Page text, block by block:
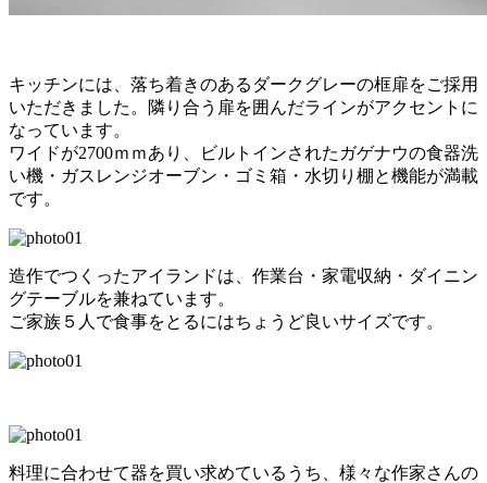
キッチンには、落ち着きのあるダークグレーの框扉をご採用
いただきました。隣り合う扉を囲んだラインがアクセントに
なっています。
ワイドが2700ｍｍあり、ビルトインされたガゲナウの食器洗
い機・ガスレンジオーブン・ゴミ箱・水切り棚と機能が満載
です。
造作でつくったアイランドは、作業台・家電収納・ダイニン
グテーブルを兼ねています。
ご家族５人で食事をとるにはちょうど良いサイズです。
料理に合わせて器を買い求めているうち、様々な作家さんの